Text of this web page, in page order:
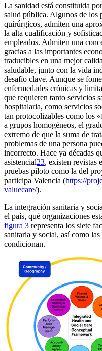
La sanidad está constituida
salud pública. Algunos de los
quirúrgicos, admiten una
la alta cualificación y
empleados. Admiten una
gracias a las importantes
traducibles en una mejor
saludable, junto con la vida
desafío clave. Aunque se
enfermedades crónicas y
que requieren tanto servicios
hospitalaria, como servicios
tan protocolizables como los
a grupos homogéneos, el
extremo de que la suma de
problemas de una persona
incorrecto. Hace ya décadas
asistencial23, existen revistas
pruebas piloto como la del
participa Valencia (https://
valuecare/).
La integración sanitaria y
el país, qué organizaciones
figura 3 representa los siete
sanitaria y social, así como
condicionan.